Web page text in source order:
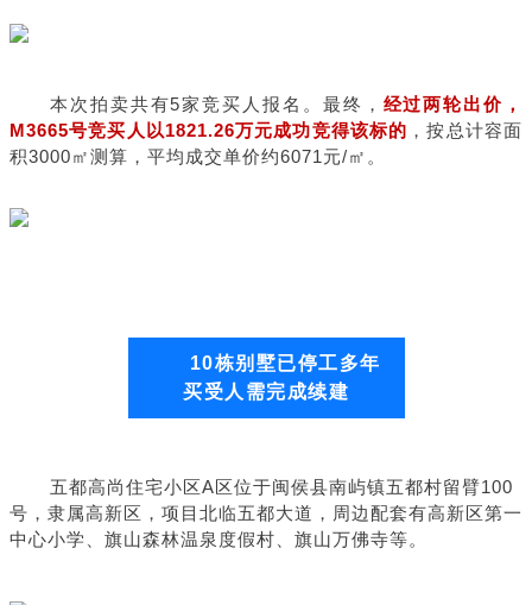
本次拍卖共有5家竞买人报名。最终， 经过两轮出价，
M3665号竞买人以1821.26万元成功竞得该标的 ，按总计容面
积3000㎡测算，平均成交单价约6071元/㎡。
10栋别墅已停工多年
买受人需完成续建
五都高尚住宅小区A区位于闽侯县南屿镇五都村留臂100
号，隶属高新区，项目北临五都大道，周边配套有高新区第一
中心小学、旗山森林温泉度假村、旗山万佛寺等。